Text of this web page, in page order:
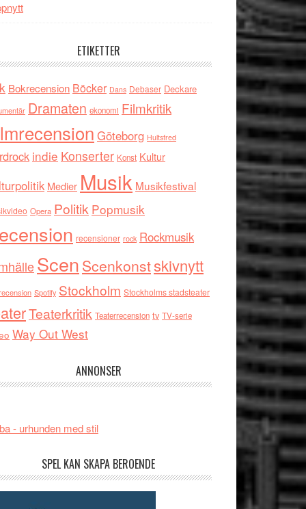
ETIKETTER
Bokrecension Böcker Dans Debaser Deckare
Dramaten ekonomi Filmkritik
Göteborg Hultsfred
indie Konserter Konst Kultur
Medier Musik Musikfestival
Opera Politik Popmusik
recensioner rock Rockmusik
Scen Scenkonstskivnytt
Spotify Stockholm Stockholms stadsteater
Teaterkritik Teaterrecension tv TV-serie
Way Out West
ANNONSER
- urhunden med stil
SPEL KAN SKAPA BEROENDE